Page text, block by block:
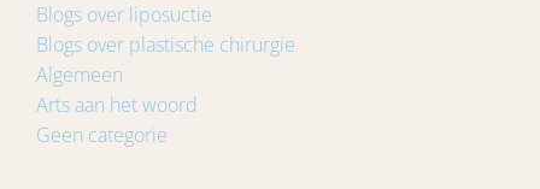
Blogs over liposuctie
Blogs over plastische chirurgie
Algemeen
Arts aan het woord
Geen categorie